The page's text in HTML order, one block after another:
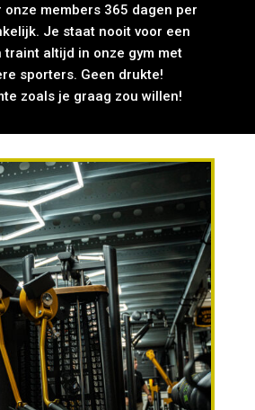
onze members 365 dagen per
Je staat nooit voor een
traint altijd in onze gym met
sporters. Geen drukte!
zoals je graag zou willen!